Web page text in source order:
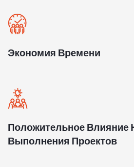
Экономия Времени
Положительное Влияние
Выполнения Проектов